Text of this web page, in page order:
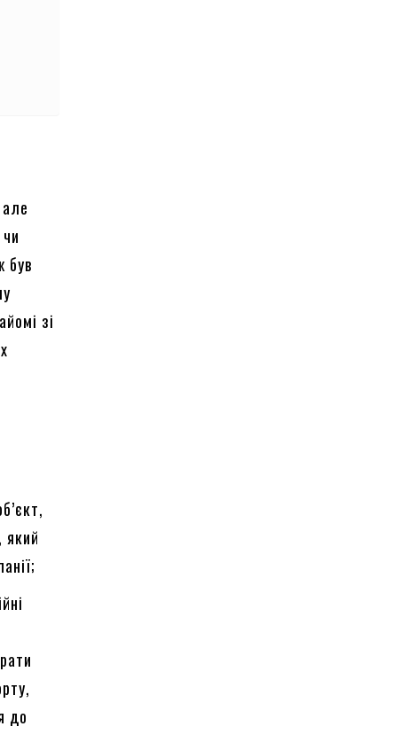
був
зі
який
до